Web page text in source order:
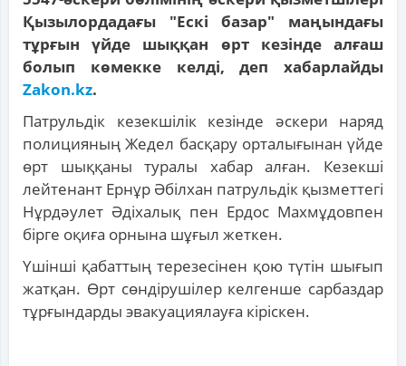
Қызылордадағы "Ескі базар" маңындағы
тұрғын үйде шыққан өрт кезінде алғаш
болып көмекке келді, деп хабарлайды
Zakon.kz.
Патрульдік кезекшілік кезінде әскери наряд
полицияның Жедел басқару орталығынан үйде
өрт шыққаны туралы хабар алған. Кезекші
лейтенант Ернұр Әбілхан патрульдік қызметтегі
Нұрдәулет Әдіхалық пен Ердоc Махмұдовпен
бірге оқиға орнына шұғыл жеткен.
Үшінші қабаттың терезесінен қою түтін шығып
жатқан. Өрт сөндірушілер келгенше сарбаздар
тұрғындарды эвакуациялауға кіріскен.